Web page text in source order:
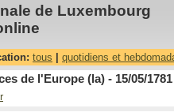
de Luxembourg
tous quotidiens et
de l'Europe (la) - 15/05/1781